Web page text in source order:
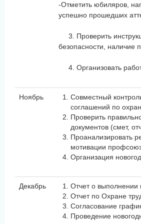
-Отметить юбиляров,
успешно прошедших
3. Проверить
безопасности, наличие
4. Организовать
Ноябрь
Совместный
соглашений по
Проверить
документов (смет,
Проанализировать
мотивации
Организация
Декабрь
Отчет о выполнении
Отчет по Охране
Согласование
Проведение